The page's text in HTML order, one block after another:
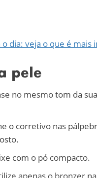
dia: veja o que é mais
pele
no mesmo tom da
o corretivo nas
com o pó compacto.